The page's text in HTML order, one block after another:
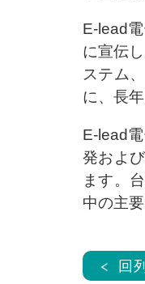
E-lead
に宣伝
ステム
に、長
E-lead
発およ
ます。
中の主
< 回